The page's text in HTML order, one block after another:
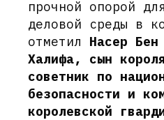
прочной опорой
деловой среды в
отметил Насер
Халифа, сын
советник по
безопасности и
королевской